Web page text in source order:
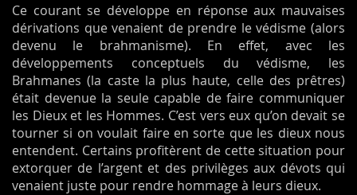
Ce courant se développe en réponse aux mauvaises
dérivations que venaient de prendre le védisme (alors
devenu le brahmanisme). En effet, avec les
développements conceptuels du védisme, les
Brahmanes (la caste la plus haute, celle des prêtres)
était devenue la seule capable de faire communiquer
les Dieux et les Hommes. C’est vers eux qu’on devait se
tourner si on voulait faire en sorte que les dieux nous
entendent. Certains profitèrent de cette situation pour
extorquer de l’argent et des privilèges aux dévots qui
venaient juste pour rendre hommage à leurs dieux.